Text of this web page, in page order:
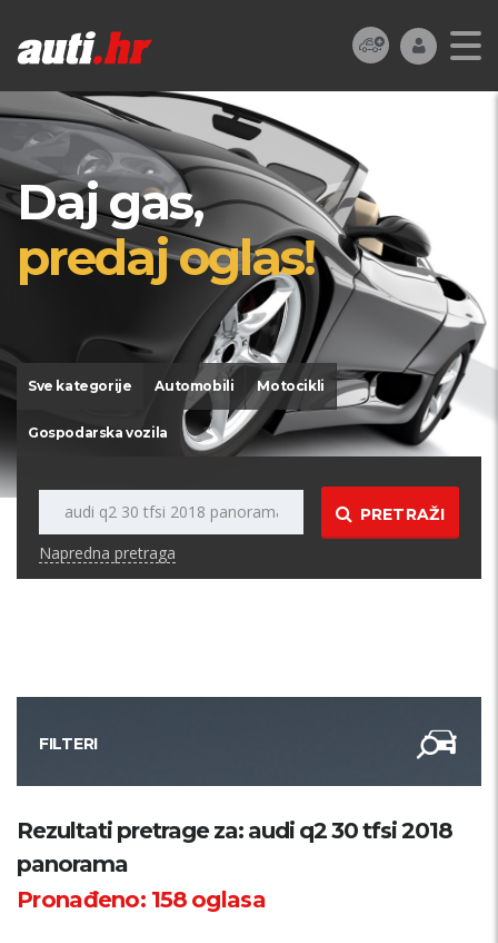
Daj gas,
predaj oglas!
Sve kategorije Automobili Motocikli
Gospodarska vozila
PRETRAŽI
Napredna pretraga
FILTERI
Kategorija
Županija
Rezultati pretrage za: audi q2 30 tfsi 2018
panorama
Pronađeno: 158oglasa